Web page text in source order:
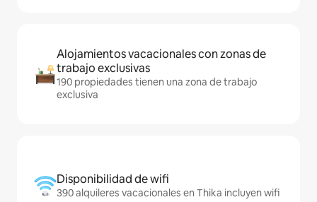
Alojamientos vacacionales con zonas de
trabajo exclusivas
190 propiedades tienen una zona de trabajo
exclusiva
Disponibilidad de wifi
390 alquileres vacacionales en Thika incluyen wifi